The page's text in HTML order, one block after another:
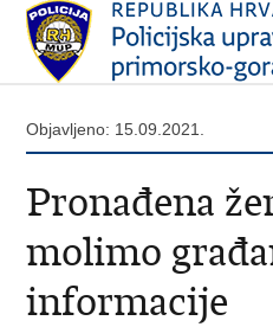
Objavljeno: 15.09.2021.
Pronađena
molimo
informacije